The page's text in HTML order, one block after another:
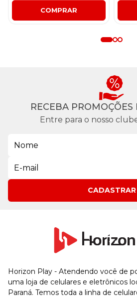
COMPRAR
RECEBA PROMOÇÕES
Entre para o nosso
CADASTRAR
Horizon Play - Atendendo você de
uma loja de celulares e eletrônicos
Paraná. Temos toda a linha de